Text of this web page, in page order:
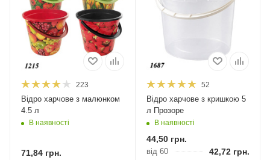
223
Відро харчове з малюнком
4.5 л
В наявності
71,84 грн.
52
Відро харчове з кришкою 5
л Прозоре
В наявності
44,50грн.
від 60 42,72грн.